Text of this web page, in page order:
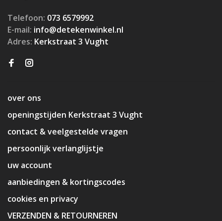
Telefoon: 073 6579992
E-mail: info@detekenwinkel.nl
Adres: Kerkstraat 3 Vught
over ons
openingstijden Kerkstraat 3 Vught
contact & veelgestelde vragen
persoonlijk verlanglijstje
uw account
aanbiedingen & kortingscodes
cookies en privacy
VERZENDEN & RETOURNEREN